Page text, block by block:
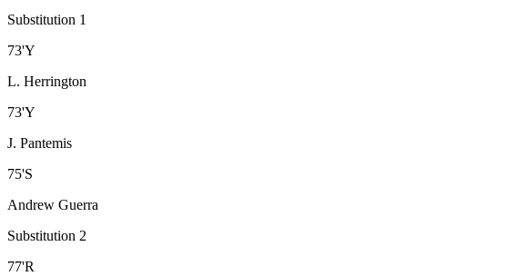
Substitution 1
73'Y
L. Herrington
73'Y
J. Pantemis
75'S
Andrew Guerra
Substitution 2
77'R